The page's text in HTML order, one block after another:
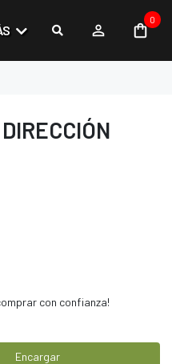
0
con confianza!
Encargar